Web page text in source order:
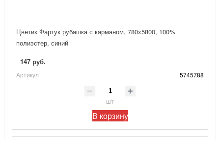
Цветик Фартук рубашка с карманом, 780x5800, 100%
полиэстер, синий
147 руб.
Артикул 5745788
шт
В корзину